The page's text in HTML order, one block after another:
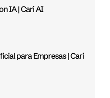
IA | Cari AI
para Empresas | Cari